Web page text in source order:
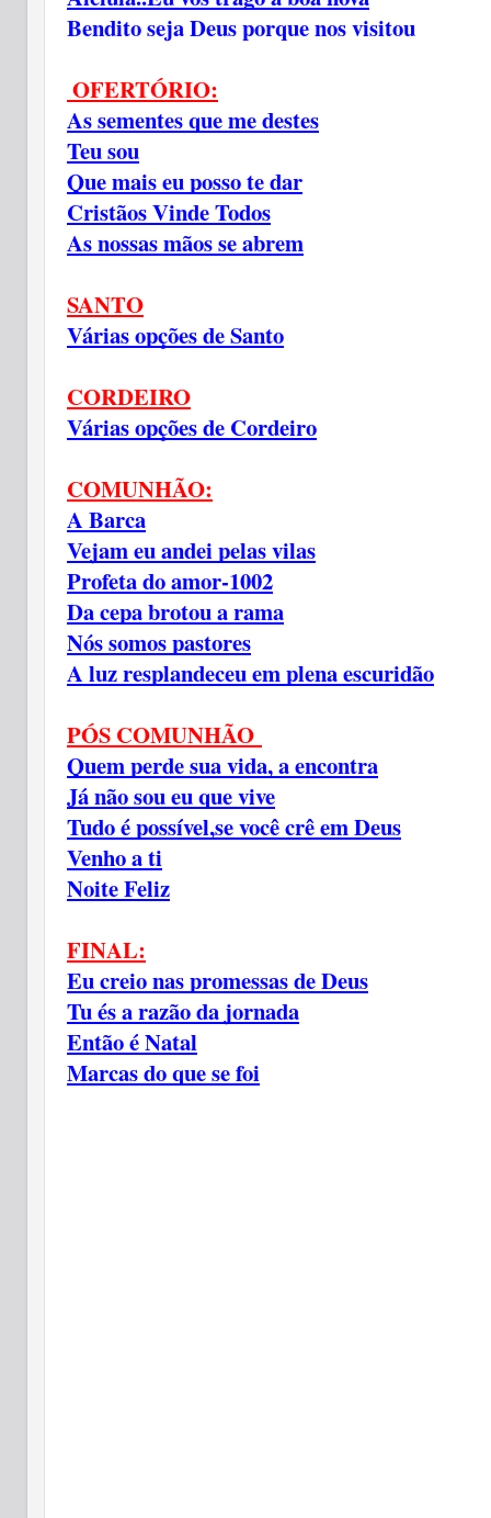
Bendito seja Deus porque nos visitou
OFERTÓRIO:
As sementes que me destes
Teu sou
Que mais eu posso te dar
Cristãos Vinde Todos
As nossas mãos se abrem
SANTO
Várias opções de Santo
CORDEIRO
Várias opções de Cordeiro
COMUNHÃO:
A Barca
Vejam eu andei pelas vilas
Profeta do amor-1002
Da cepa brotou a rama
Nós somos pastores
A luz resplandeceu em plena escuridão
PÓS COMUNHÃO
Quem perde sua vida, a encontra
Já não sou eu que vive
Tudo é possível,se você crê em Deus
Venho a ti
Noite Feliz
FINAL:
Eu creio nas promessas de Deus
Tu és a razão da jornada
Então é Natal
Marcas do que se foi